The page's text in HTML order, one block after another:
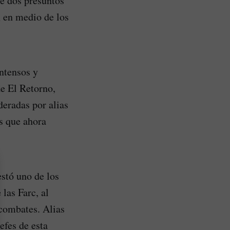
medio de los
y
El Retorno,
por alias
que ahora
uno de los
Farc, al
Alias
de esta